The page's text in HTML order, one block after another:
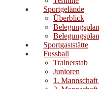
Sportgelände
Überblick
Sportgaststätte
Fussball
Trainerstab
Junioren
1.